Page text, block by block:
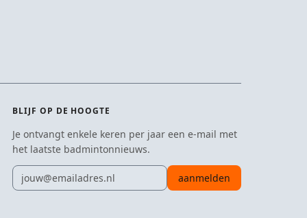
BLIJF OP DE HOOGTE
Je ontvangt enkele keren per jaar een e-mail met
het laatste badmintonnieuws.
E-mailadres
aanmelden